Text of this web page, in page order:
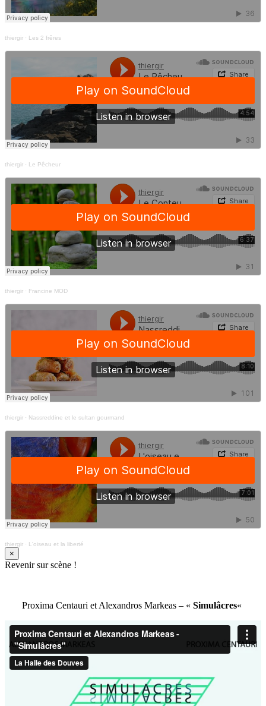
thiergir · Les 2 frêres
thiergir · Le Pêcheur
thiergir · Francine MOD
thiergir · Nassreddine et le sultan gourmand
thiergir · L'oiseau et la liberté
×
Revenir sur scène !
Proxima Centauri et Alexandros Markeas – « Simulâcres«